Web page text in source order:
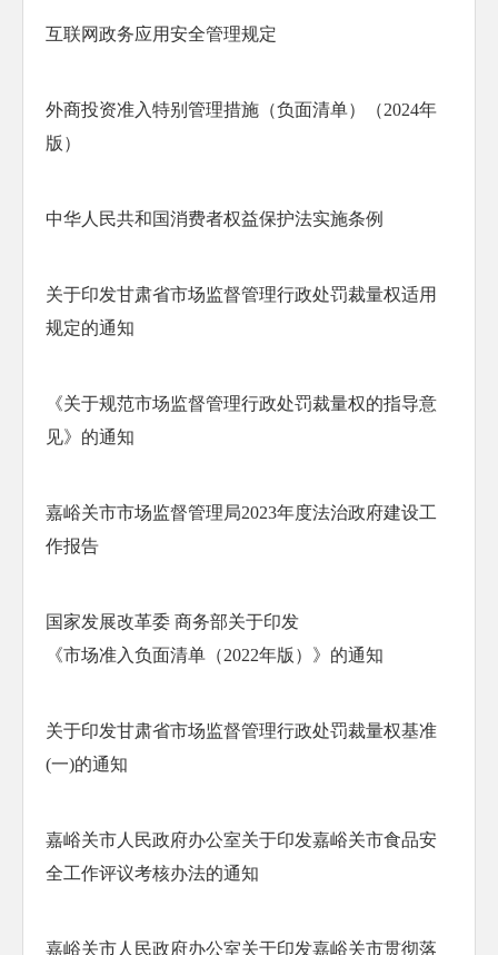
互联网政务应用安全管理规定
外商投资准入特别管理措施（负面清单）（2024年
版）
中华人民共和国消费者权益保护法实施条例
关于印发甘肃省市场监督管理行政处罚裁量权适用
规定的通知
《关于规范市场监督管理行政处罚裁量权的指导意
见》的通知
嘉峪关市市场监督管理局2023年度法治政府建设工
作报告
国家发展改革委 商务部关于印发
《市场准入负面清单（2022年版）》的通知
关于印发甘肃省市场监督管理行政处罚裁量权基准
(一)的通知
嘉峪关市人民政府办公室关于印发嘉峪关市食品安
全工作评议考核办法的通知
嘉峪关市人民政府办公室关于印发嘉峪关市贯彻落